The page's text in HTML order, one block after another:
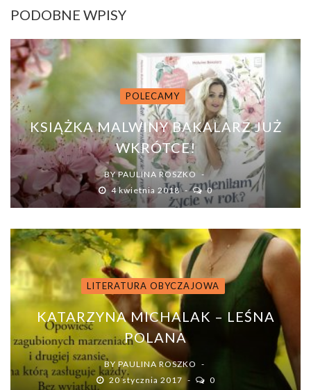
PODOBNE WPISY
POLECAMY
KSIĄŻKA MALWINY BAKALARZ JUŻ
WKRÓTCE!
BYPAULINA ROSZKO
4 kwietnia 2018
0
LITERATURA OBYCZAJOWA
KATARZYNA MICHALAK – LEŚNA
POLANA
BY PAULINA ROSZKO
20 stycznia 2017
0